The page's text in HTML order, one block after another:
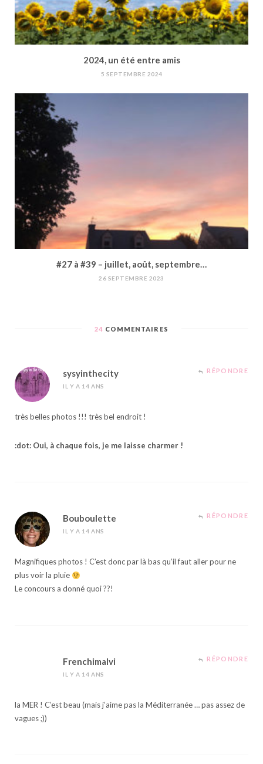
2024, un été entre amis
5 SEPTEMBRE 2024
#27 à #39 – juillet, août, septembre…
26 SEPTEMBRE 2023
24 COMMENTAIRES
sysyinthecity
IL Y A 14 ANS
RÉPONDRE
très belles photos !!! très bel endroit !
:dot: Oui, à chaque fois, je me laisse charmer !
Bouboulette
IL Y A 14 ANS
RÉPONDRE
Magnifiques photos ! C’est donc par là bas qu’il faut aller pour ne
plus voir la pluie
Le concours a donné quoi ??!
Frenchimalvi
IL Y A 14 ANS
RÉPONDRE
la MER ! C’est beau (mais j’aime pas la Méditerranée … pas assez de
vagues ;))